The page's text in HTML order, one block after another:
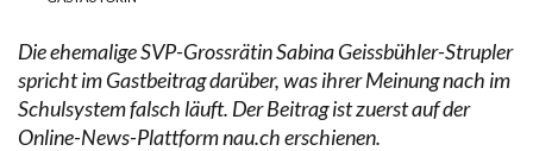
Die ehemalige SVP-Grossrätin Sabina Geissbühler-Strupler
spricht im Gastbeitrag darüber, was ihrer Meinung nach im
Schulsystem falsch läuft. Der Beitrag ist zuerst auf der
Online-News-Plattform nau.ch erschienen.